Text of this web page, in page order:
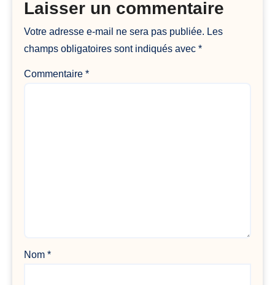
Laisser un commentaire
Votre adresse e-mail ne sera pas publiée. Les
champs obligatoires sont indiqués avec*
Commentaire*
Nom*